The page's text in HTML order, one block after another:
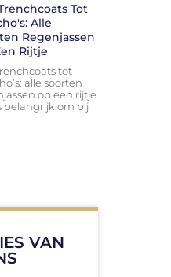
Tot
Alle
Regenjassen
Rijtje
tot
alle soorten
op een rijtje
belangrijk om bij
VAN